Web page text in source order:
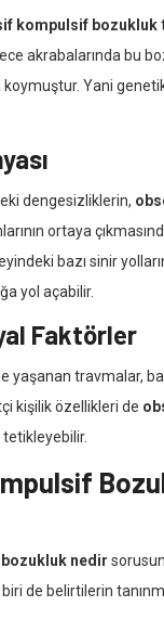
kompulsif bozukluk
akrabalarında bu
Yani
dengesizliklerin,
ortaya
bazı sinir
yol açabilir.
Faktörler
yaşanan travmalar,
kişilik özellikleri de
nedir
de belirtilerin